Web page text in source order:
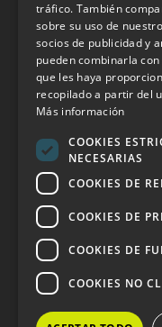
Aviso Legal
Política de Privacidad
Política de Cookies
Política de calidad y
Contacto
DOSSIER Y
Dossier 2026 (ES)
Dossier 2026 (EN)
tráfico. También
sobre su uso de
socios de publicidad y
pueden combinarla
que les haya
recopilado a partir del
Más información
COOKIES
NECESARIAS
COOKIES DE
COOKIES DE
COOKIES DE
COOKIES NO